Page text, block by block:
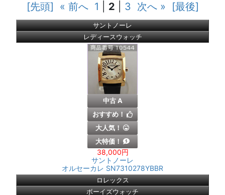
[先頭] « 前へ 1 2 3 次へ » [最後]
サントノーレ
レディースウォッチ
中古 A
おすすめ！
大人気！
大特価！
38,000円
サントノーレ
オルセーカレ SN7310278YBBR
ロレックス
ボーイズウォッチ